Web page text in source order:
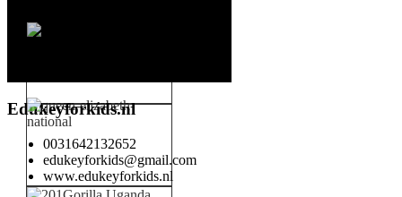
Edukeyforkids.nl
0031642132652
edukeyforkids@gmail.com
www.edukeyforkids.nl